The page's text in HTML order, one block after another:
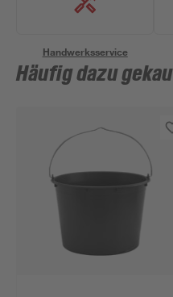
Handwerksservice
Häufig dazu